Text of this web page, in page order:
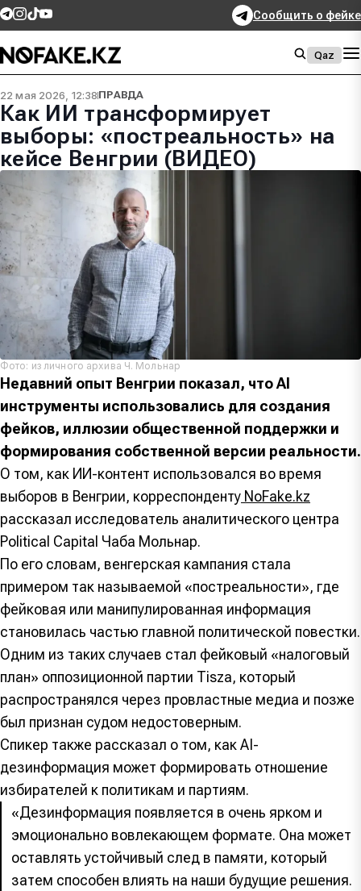
Сообщить о фейке
Qaz
22 мая 2026, 12:38ПРАВДА
Как ИИ трансформирует
выборы: «постреальность» на
кейсе Венгрии (ВИДЕО)
Фото: из личного архива Ч. Мольнар
Недавний опыт Венгрии показал, что AI
инструменты использовались для создания
фейков, иллюзии общественной поддержки и
формирования собственной версии реальности.
О том, как ИИ-контент использовался во время
выборов в Венгрии, корреспонденту NoFake.kz
рассказал исследователь аналитического центра
Political Capital Чаба Мольнар.
По его словам, венгерская кампания стала
примером так называемой «постреальности», где
фейковая или манипулированная информация
становилась частью главной политической повестки.
Одним из таких случаев стал фейковый «налоговый
план» оппозиционной партии Tisza, который
распространялся через провластные медиа и позже
был признан судом недостоверным.
Спикер также рассказал о том, как AI-
дезинформация может формировать отношение
избирателей к политикам и партиям.
«Дезинформация появляется в очень ярком и
эмоционально вовлекающем формате. Она может
оставлять устойчивый след в памяти, который
затем способен влиять на наши будущие решения.